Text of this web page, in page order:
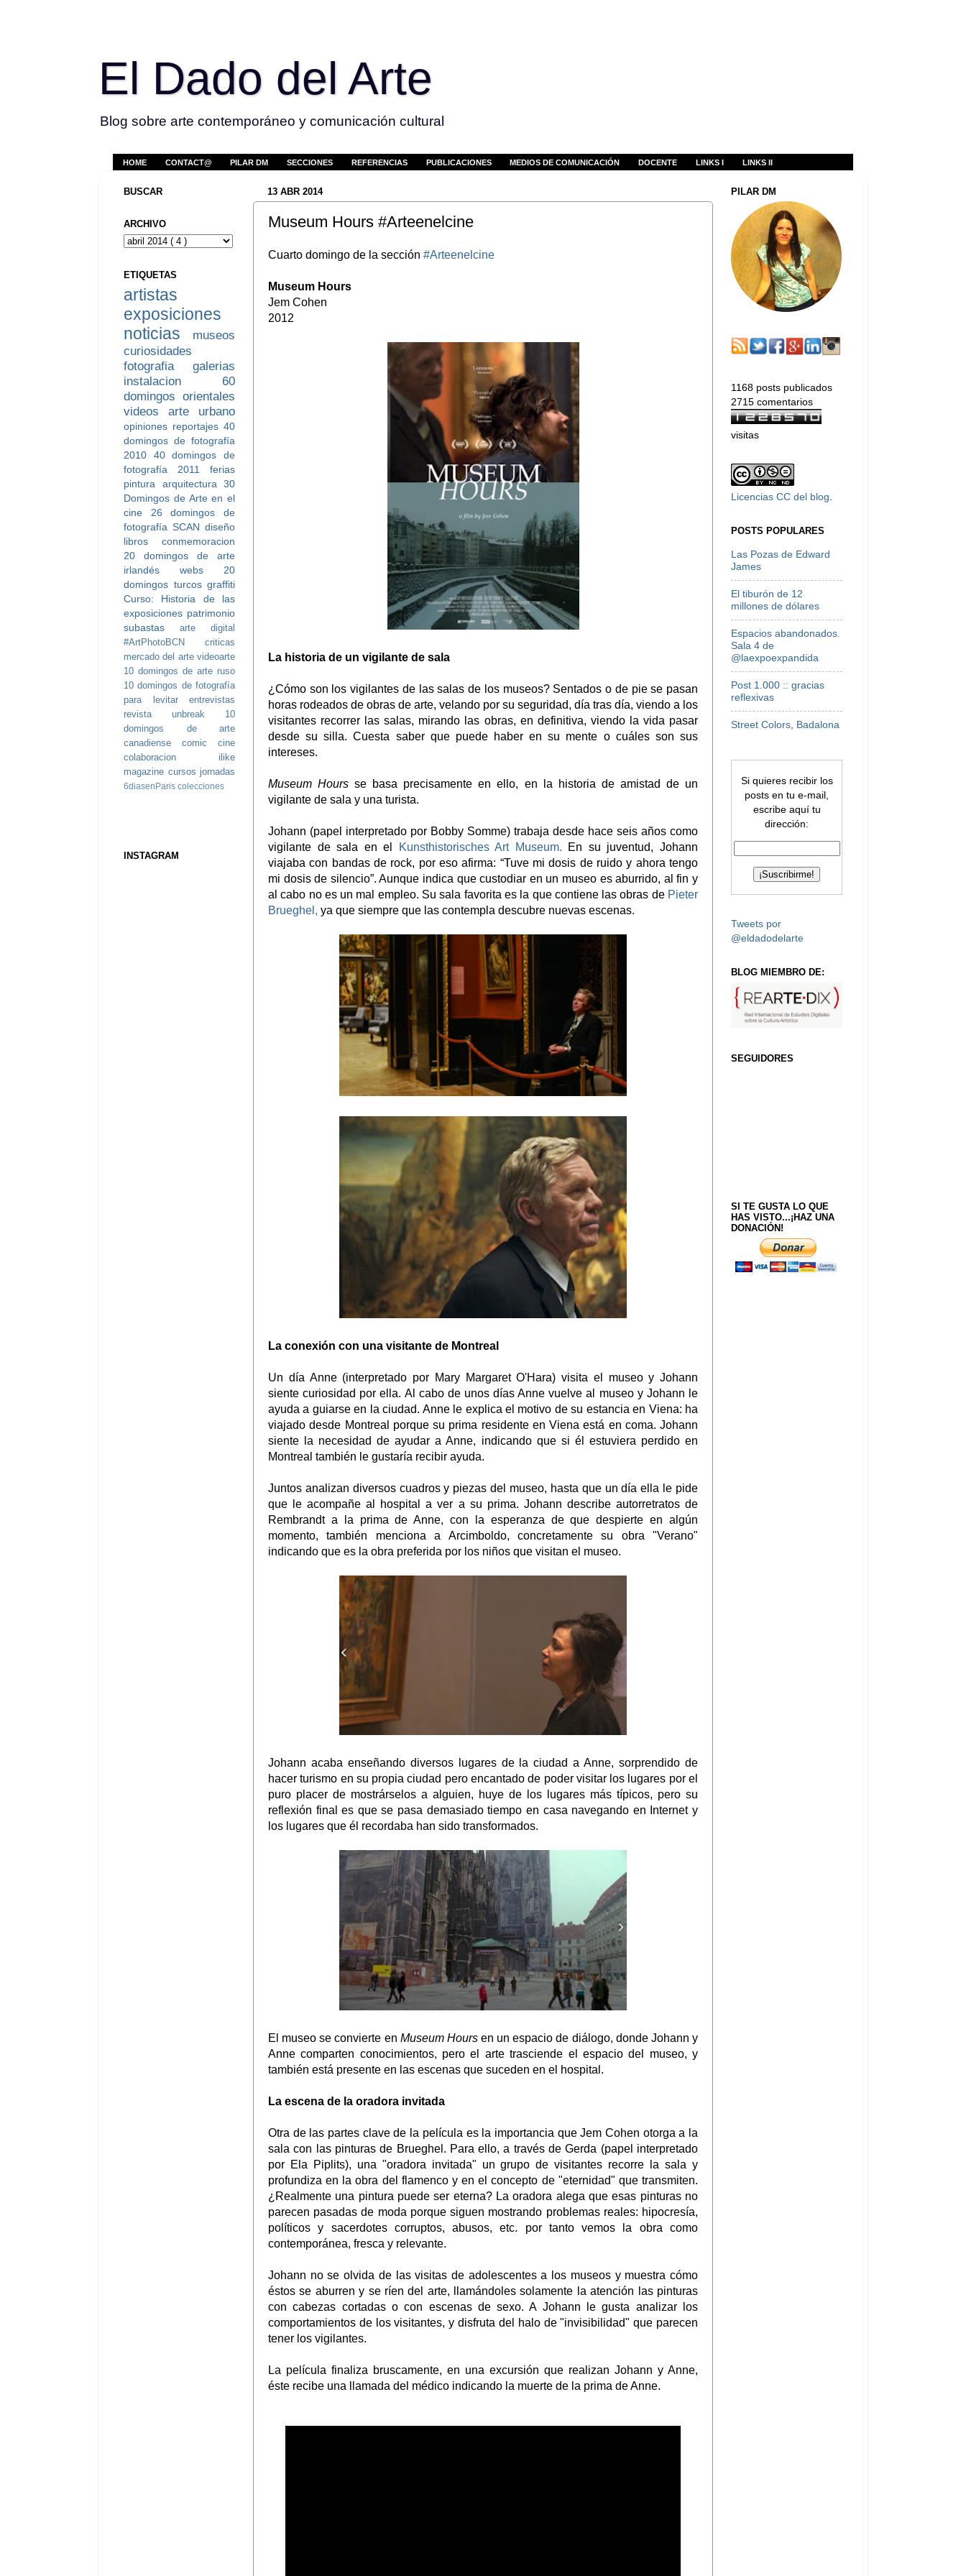
El Dado del Arte
Blog sobre arte contemporáneo y comunicación cultural
HOME CONTACT@ PILAR DM SECCIONES REFERENCIAS PUBLICACIONES MEDIOS DE COMUNICACIÓN DOCENTE LINKS I LINKS II
13 ABR 2014
Museum Hours #Arteenelcine
Cuarto domingo de la sección #Arteenelcine
Museum Hours
Jem Cohen
2012
La historia de un vigilante de sala
¿Cómo son los vigilantes de las salas de los museos? Sentados o de pie se pasan
horas rodeados de obras de arte, velando por su seguridad, día tras día, viendo a los
visitantes recorrer las salas, mirando las obras, en definitiva, viendo la vida pasar
desde su silla. Cuesta saber que puede haber en su mente o cuáles son sus
intereses.
Museum Hours se basa precisamente en ello, en la historia de amistad de un
vigilante de sala y una turista.
Johann (papel interpretado por Bobby Somme) trabaja desde hace seis años como
vigilante de sala en el
Kunsthistorisches Art Museum. En su juventud, Johann
viajaba con bandas de rock, por eso afirma: “Tuve mi dosis de ruido y ahora tengo
mi dosis de silencio”. Aunque indica que custodiar en un museo es aburrido, al fin y
al cabo no es un mal empleo. Su sala favorita es la que contiene las obras de Pieter
Brueghel, ya que siempre que las contempla descubre nuevas escenas.
La conexión con una visitante de Montreal
Un día Anne (interpretado por Mary Margaret O'Hara) visita el museo y Johann
siente curiosidad por ella. Al cabo de unos días Anne vuelve al museo y Johann le
ayuda a guiarse en la ciudad. Anne le explica el motivo de su estancia en Viena: ha
viajado desde Montreal porque su prima residente en Viena está en coma. Johann
siente la necesidad de ayudar a Anne, indicando que si él estuviera perdido en
Montreal también le gustaría recibir ayuda.
Juntos analizan diversos cuadros y piezas del museo, hasta que un día ella le pide
que le acompañe al hospital a ver a su prima. Johann describe autorretratos de
Rembrandt a la prima de Anne, con la esperanza de que despierte en algún
momento, también menciona a Arcimboldo, concretamente su obra "Verano"
indicando que es la obra preferida por los niños que visitan el museo.
Johann acaba enseñando diversos lugares de la ciudad a Anne, sorprendido de
hacer turismo en su propia ciudad pero encantado de poder visitar los lugares por el
puro placer de mostrárselos a alguien, huye de los lugares más típicos, pero su
reflexión final es que se pasa demasiado tiempo en casa navegando en Internet y
los lugares que él recordaba han sido transformados.
El museo se convierte en Museum Hoursen un espacio de diálogo, donde Johann y
Anne comparten conocimientos, pero el arte trasciende el espacio del museo, y
también está presente en las escenas que suceden en el hospital.
La escena de la oradora invitada
Otra de las partes clave de la película es la importancia que Jem Cohen otorga a la
sala con las pinturas de Brueghel. Para ello, a través de Gerda (papel interpretado
por Ela Piplits), una "oradora invitada" un grupo de visitantes recorre la sala y
profundiza en la obra del flamenco y en el concepto de "eternidad" que transmiten.
¿Realmente una pintura puede ser eterna? La oradora alega que esas pinturas no
parecen pasadas de moda porque siguen mostrando problemas reales: hipocresía,
políticos y sacerdotes corruptos, abusos, etc. por tanto vemos la obra como
contemporánea, fresca y relevante.
Johann no se olvida de las visitas de adolescentes a los museos y muestra cómo
éstos se aburren y se ríen del arte, llamándoles solamente la atención las pinturas
con cabezas cortadas o con escenas de sexo. A Johann le gusta analizar los
comportamientos de los visitantes, y disfruta del halo de "invisibilidad" que parecen
tener los vigilantes.
La película finaliza bruscamente, en una excursión que realizan Johann y Anne,
éste recibe una llamada del médico indicando la muerte de la prima de Anne.
BUSCAR
ARCHIVO
ETIQUETAS
artistas
exposiciones
noticias
museos
curiosidades
fotografia galerias
instalacion 60
domingos orientales
videos arte urbano
opiniones reportajes 40
domingos de fotografía
2010 40 domingos de
fotografía 2011 ferias
pintura arquitectura 30
Domingos de Arte en el
cine 26 domingos de
fotografía SCAN diseño
libros conmemoracion
20 domingos de arte
irlandés webs 20
domingos turcos graffiti
Curso: Historia de las
exposiciones patrimonio
subastas arte digital
#ArtPhotoBCN criticas
mercado del arte videoarte
10 domingos de arte ruso
10 domingos de fotografía
para levitar entrevistas
revista unbreak 10
domingos de arte
canadiense comic cine
colaboracion ilike
magazine cursos jornadas
6diasenParis colecciones
INSTAGRAM
PILAR DM
1168 posts publicados
2715 comentarios
visitas
Licencias CC del blog
POSTS POPULARES
Las Pozas de Edward
James
El tiburón de 12
millones de dólares
Espacios abandonados.
Sala 4 de
@laexpoexpandida
Post 1.000 :: gracias
reflexivas
Street Colors, Badalona
Si quieres recibir los
posts en tu e-mail,
escribe aquí tu
dirección:
Tweets por
@eldadodelarte
BLOG MIEMBRO DE:
SEGUIDORES
SI TE GUSTA LO QUE
HAS VISTO...¡HAZ UNA
DONACIÓN!